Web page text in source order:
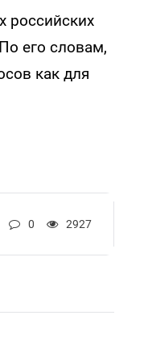
российских
его словам,
как для
0 2927